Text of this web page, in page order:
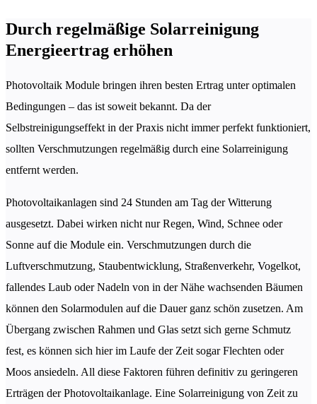
Durch regelmäßige Solarreinigung
Energieertrag erhöhen
Photovoltaik Module bringen ihren besten Ertrag unter optimalen
Bedingungen – das ist soweit bekannt. Da der
Selbstreinigungseffekt in der Praxis nicht immer perfekt funktioniert,
sollten Verschmutzungen regelmäßig durch eine Solarreinigung
entfernt werden.
Photovoltaikanlagen sind 24 Stunden am Tag der Witterung
ausgesetzt. Dabei wirken nicht nur Regen, Wind, Schnee oder
Sonne auf die Module ein. Verschmutzungen durch die
Luftverschmutzung, Staubentwicklung, Straßenverkehr, Vogelkot,
fallendes Laub oder Nadeln von in der Nähe wachsenden Bäumen
können den Solarmodulen auf die Dauer ganz schön zusetzen. Am
Übergang zwischen Rahmen und Glas setzt sich gerne Schmutz
fest, es können sich hier im Laufe der Zeit sogar Flechten oder
Moos ansiedeln. All diese Faktoren führen definitiv zu geringeren
Erträgen der Photovoltaikanlage. Eine Solarreinigung von Zeit zu